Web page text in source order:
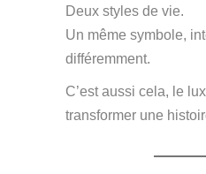
Deux styles de vie.
Un même symbole,
différemment.
C’est aussi cela, le
transformer une